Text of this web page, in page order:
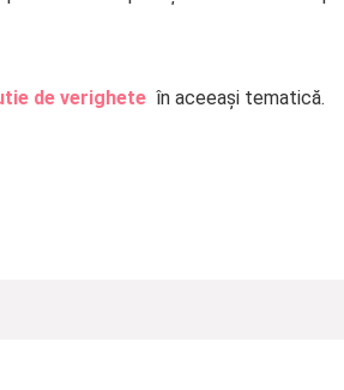
de verighete în aceeași tematică.